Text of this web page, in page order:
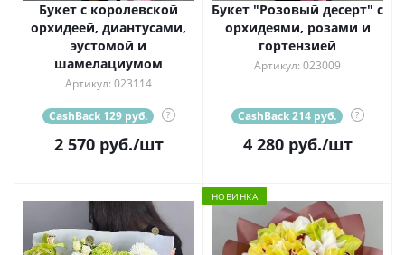
Букет с королевской
орхидеей, диантусами,
эустомой и
шамелациумом
Артикул: 023114
CashBack 129 руб. ?
2 570руб./шт
Букет "Розовый десерт" с
орхидеями, розами и
гортензией
Артикул: 023009
CashBack 214 руб. ?
4 280руб./шт
НОВИНКА